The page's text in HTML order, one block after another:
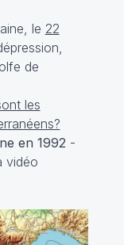
le 22
de
en 1992 -
vidéo